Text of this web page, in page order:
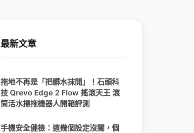
最新文章
拖地不再是「把髒水抹開」！石頭科
技 Qrevo Edge 2 Flow 搖滾天王 滾
筒活水掃拖機器人開箱評測
手機安全健檢：這幾個設定沒關，個